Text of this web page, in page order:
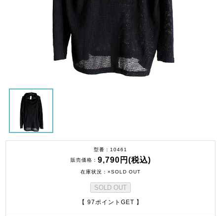
型番
10461
販売価格
9,790円(税込)
在庫状況 ×SOLD OUT
SOLD OUT
【 97ポイントGET 】